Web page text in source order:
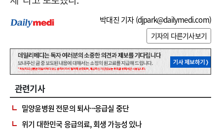
박대진 기자 (djpark@dailymedi.com)
기자의 다른기사보기
관련기사
밀양윤병원 전문의 퇴사···응급실 중단
위기 대한민국 응급의료, 회생 가능성 있나